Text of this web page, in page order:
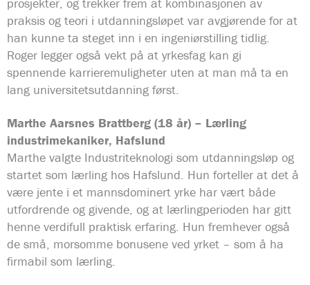
prosjekter, og trekker frem at kombinasjonen av
praksis og teori i utdanningsløpet var avgjørende for at
han kunne ta steget inn i en ingeniørstilling tidlig.
Roger legger også vekt på at yrkesfag kan gi
spennende karrieremuligheter uten at man må ta en
lang universitetsutdanning først.
Marthe Aarsnes Brattberg (18 år) – Lærling
industrimekaniker, Hafslund
Marthe valgte Industriteknologi som utdanningsløp og
startet som lærling hos Hafslund. Hun forteller at det å
være jente i et mannsdominert yrke har vært både
utfordrende og givende, og at lærlingperioden har gitt
henne verdifull praktisk erfaring. Hun fremhever også
de små, morsomme bonusene ved yrket – som å ha
firmabil som lærling.